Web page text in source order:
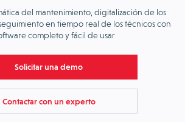
del mantenimiento, digitalización de los
en tiempo real de los técnicos con
completo y fácil de usar
Solicitar una demo
Contactar con un experto